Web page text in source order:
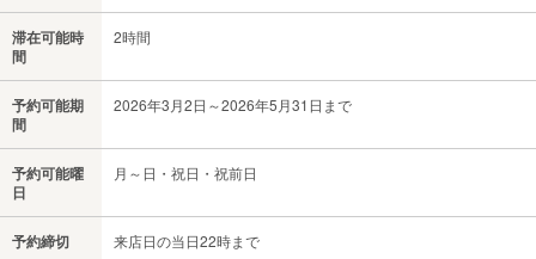
滞在可能時
間
2時間
予約可能期
間
2026年3月2日～2026年5月31日まで
予約可能曜
日
月～日・祝日・祝前日
予約締切 来店日の当日22時まで